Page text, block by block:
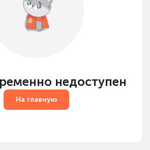
недоступен
На главную